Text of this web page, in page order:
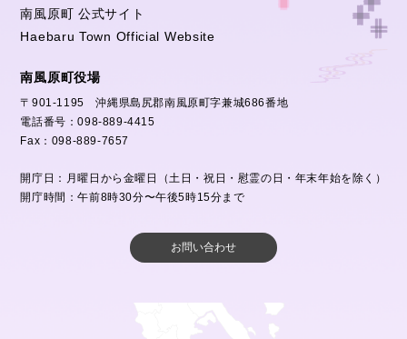
南風原町 公式サイト
Haebaru Town Official Website
南風原町役場
〒901-1195 沖縄県島尻郡南風原町字兼城686番地
電話番号：098-889-4415
Fax：098-889-7657
開庁日：月曜日から金曜日（土日・祝日・慰霊の日・年末年始を除く）
開庁時間：午前8時30分〜午後5時15分まで
お問い合わせ